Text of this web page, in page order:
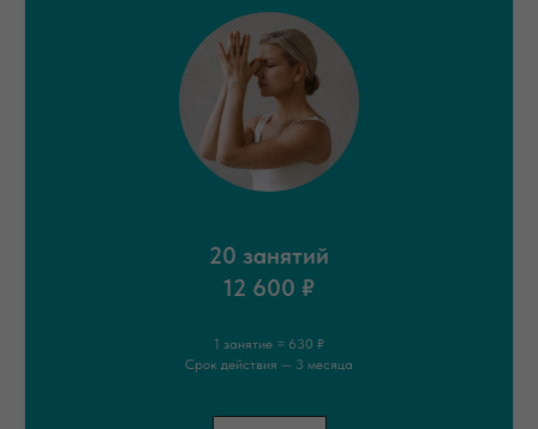
20 занятий
12 600 ₽
1 занятие = 630 ₽
Срок действия — 3 месяца